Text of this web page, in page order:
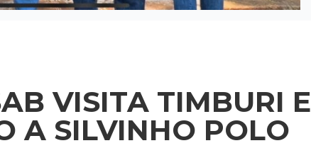
VISITA TIMBURI E
A SILVINHO POLO